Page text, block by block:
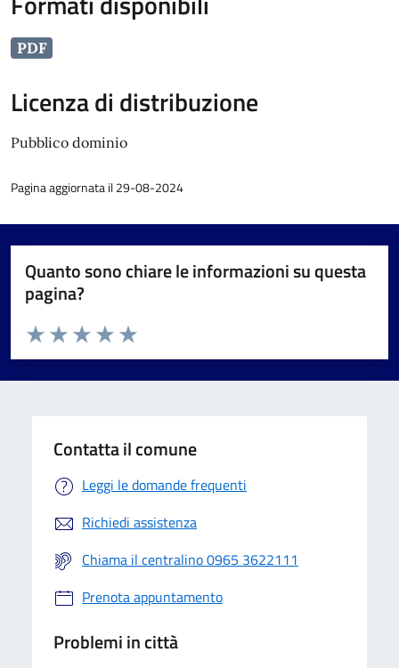
PDF
Licenza di distribuzione
Pubblico dominio
Pagina aggiornata il 29-08-2024
Quanto sono chiare le informazioni su questa
pagina?
Valuta da 1 a 5 stelle la pagina
Valuta 5 stelle su 5
Valuta 4 stelle su 5
Valuta 3 stelle su 5
Valuta 2 stelle su 5
Valuta 1 stelle su 5
Contatta il comune
Leggi le domande frequenti
Richiedi assistenza
Chiama il centralino 0965 3622111
Prenota appuntamento
Problemi in città